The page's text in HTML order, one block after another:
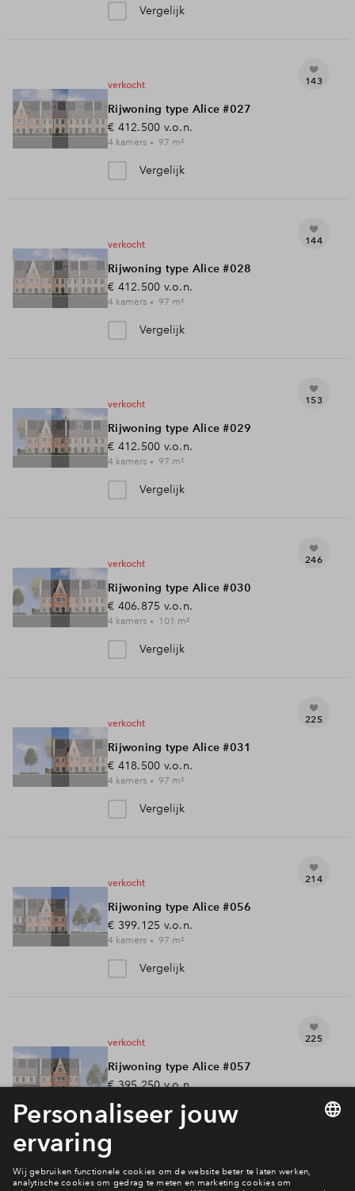
Vergelijk
verkocht
Rijwoning type Alice #027
€ 412.500 v.o.n.
4 kamers 97 m²
Vergelijk
143
verkocht
Rijwoning type Alice #028
€ 412.500 v.o.n.
4 kamers 97 m²
Vergelijk
144
verkocht
Rijwoning type Alice #029
€ 412.500 v.o.n.
4 kamers 97 m²
Vergelijk
153
verkocht
Rijwoning type Alice #030
€ 406.875 v.o.n.
4 kamers 101 m²
Vergelijk
246
verkocht
Rijwoning type Alice #031
€ 418.500 v.o.n.
4 kamers 97 m²
Vergelijk
225
verkocht
Rijwoning type Alice #056
€ 399.125 v.o.n.
4 kamers 97 m²
Vergelijk
214
verkocht
Rijwoning type Alice #057
€ 395.250 v.o.n.
4
Vergelijk
225